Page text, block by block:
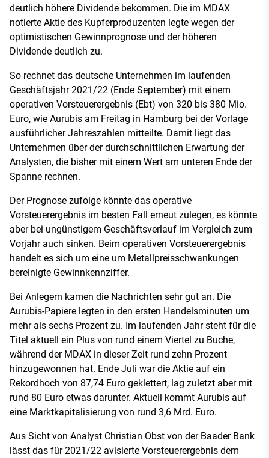
deutlich höhere Dividende bekommen. Die im MDAX
notierte Aktie des Kupferproduzenten legte wegen der
optimistischen Gewinnprognose und der höheren
Dividende deutlich zu.
So rechnet das deutsche Unternehmen im laufenden
Geschäftsjahr 2021/22 (Ende September) mit einem
operativen Vorsteuerergebnis (Ebt) von 320 bis 380 Mio.
Euro, wie Aurubis am Freitag in Hamburg bei der Vorlage
ausführlicher Jahreszahlen mitteilte. Damit liegt das
Unternehmen über der durchschnittlichen Erwartung der
Analysten, die bisher mit einem Wert am unteren Ende der
Spanne rechnen.
Der Prognose zufolge könnte das operative
Vorsteuerergebnis im besten Fall erneut zulegen, es könnte
aber bei ungünstigem Geschäftsverlauf im Vergleich zum
Vorjahr auch sinken. Beim operativen Vorsteuerergebnis
handelt es sich um eine um Metallpreisschwankungen
bereinigte Gewinnkennziffer.
Bei Anlegern kamen die Nachrichten sehr gut an. Die
Aurubis-Papiere legten in den ersten Handelsminuten um
mehr als sechs Prozent zu. Im laufenden Jahr steht für die
Titel aktuell ein Plus von rund einem Viertel zu Buche,
während der MDAX in dieser Zeit rund zehn Prozent
hinzugewonnen hat. Ende Juli war die Aktie auf ein
Rekordhoch von 87,74 Euro geklettert, lag zuletzt aber mit
rund 80 Euro etwas darunter. Aktuell kommt Aurubis auf
eine Marktkapitalisierung von rund 3,6 Mrd. Euro.
Aus Sicht von Analyst Christian Obst von der Baader Bank
lässt das für 2021/22 avisierte Vorsteuerergebnis dem